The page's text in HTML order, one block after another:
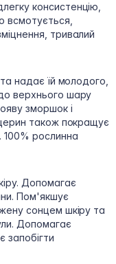
консистенцію,
всмотується,
тривалий
надає їй молодого,
верхнього шару
зморшок і
також покращує
100% рослинна
Допомагає
Пом'якшує
сонцем шкіру та
Допомагає
запобігти